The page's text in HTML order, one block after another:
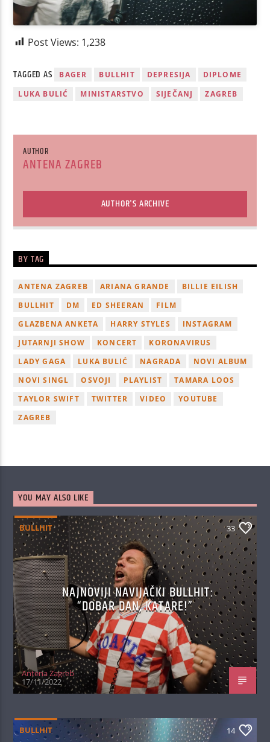
Post Views: 1,238
TAGGED AS BAGER BULLHIT DEPRESIJA
DIPLOME
LUKA BULIĆ
MINISTARSTVO SIJEČANJ ZAGREB
AUTHOR
ANTENA ZAGREB
AUTHOR'S ARCHIVE
BY TAG
ANTENA ZAGREB ARIANA GRANDE
BILLIE EILISH
BULLHIT
DM ED SHEERAN
FILM
GLAZBENA ANKETA
HARRY STYLES
INSTAGRAM
JUTARNJI SHOW
KONCERT
KORONAVIRUS
LADY GAGA
LUKA BULIĆ NAGRADA
NOVI ALBUM
NOVI SINGL
OSVOJI PLAYLIST
TAMARA LOOS
TAYLOR SWIFT
TWITTER VIDEO
YOUTUBE
ZAGREB
YOU MAY ALSO LIKE
BULLHIT 33
NAJNOVIJI NAVIJAČKI BULLHIT:
“DOBAR DAN, KATARE!”
Antena Zagreb
17/11/2022
BULLHIT 14